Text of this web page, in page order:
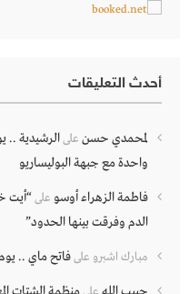
أحدث التعليقات
لمحمدي حسن علىالرشيدية ..
واحدة مع جبهة البوليساريو
فاطمة الزهراء أوسو على“أيت
الدم وفرقت بينها الحدود”
مبارك اشبرو علىفاتح ماي ..